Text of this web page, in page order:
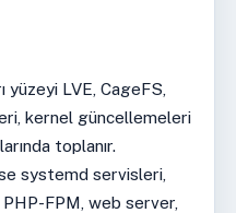
yüzeyi LVE, CageFS,
kernel güncellemeleri
toplanır.
systemd servisleri,
FPM, web server,